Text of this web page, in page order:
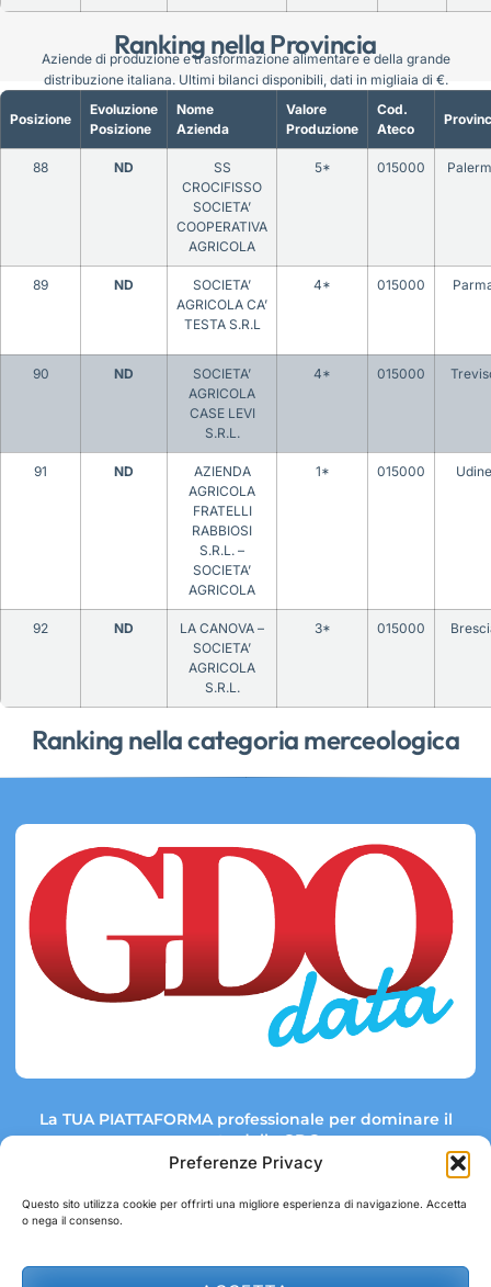
Preferenze Privacy
Questo sito utilizza cookie per offrirti una migliore esperienza di navigazione. Accetta
o nega il consenso.
Ranking nella Provincia
Ranking nella categoria merceologica
Posizione
Evoluzione
Posizione
Nome
Azienda
Valore
Produzione
Cod.
Ateco
88 ND
SS
CROCIFISSO
SOCIETA’
COOPERATIVA
AGRICOLA
5* 015000
89 ND
SOCIETA’
AGRICOLA CA’
TESTA S.R.L
4* 015000
90 ND
SOCIETA’
AGRICOLA
CASE LEVI
S.R.L.
4* 015000
91 ND
AZIENDA
AGRICOLA
FRATELLI
RABBIOSI
S.R.L. –
SOCIETA’
AGRICOLA
1* 015000 Udine
92 ND
LA CANOVA –
SOCIETA’
AGRICOLA
S.R.L.
3* 015000
Aziende di produzione e trasformazione alimentare e della grande
distribuzione italiana. Ultimi bilanci disponibili, dati in migliaia di €.
La TUA PIATTAFORMA professionale per dominare il
mercato della GDO.
Link rapidi: